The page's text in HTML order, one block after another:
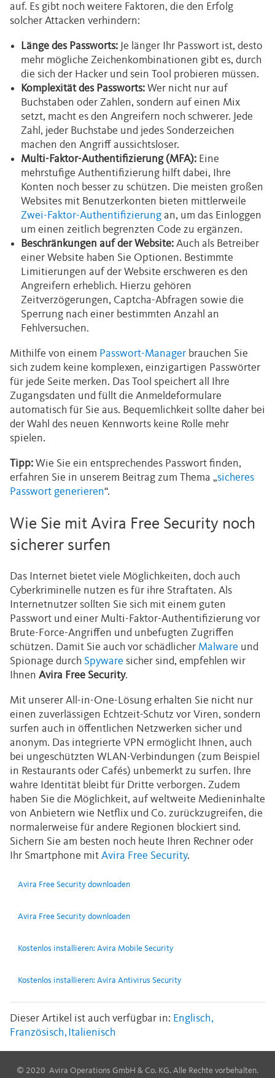
auf. Es gibt noch weitere Faktoren, die den Erfolg
solcher Attacken verhindern:
Länge des Passworts: Je länger Ihr Passwort ist, desto
mehr mögliche Zeichenkombinationen gibt es, durch
die sich der Hacker und sein Tool probieren müssen.
Komplexität des Passworts: Wer nicht nur auf
Buchstaben oder Zahlen, sondern auf einen Mix
setzt, macht es den Angreifern noch schwerer. Jede
Zahl, jeder Buchstabe und jedes Sonderzeichen
machen den Angriff aussichtsloser.
Multi-Faktor-Authentifizierung (MFA): Eine
mehrstufige Authentifizierung hilft dabei, Ihre
Konten noch besser zu schützen. Die meisten großen
Websites mit Benutzerkonten bieten mittlerweile
Zwei-Faktor-Authentifizierung an, um das Einloggen
um einen zeitlich begrenzten Code zu ergänzen.
Beschränkungen auf der Website: Auch als Betreiber
einer Website haben Sie Optionen. Bestimmte
Limitierungen auf der Website erschweren es den
Angreifern erheblich. Hierzu gehören
Zeitverzögerungen, Captcha-Abfragen sowie die
Sperrung nach einer bestimmten Anzahl an
Fehlversuchen.
Mithilfe von einem Passwort-Manager brauchen Sie
sich zudem keine komplexen, einzigartigen Passwörter
für jede Seite merken. Das Tool speichert all Ihre
Zugangsdaten und füllt die Anmeldeformulare
automatisch für Sie aus. Bequemlichkeit sollte daher bei
der Wahl des neuen Kennworts keine Rolle mehr
spielen.
Tipp: Wie Sie ein entsprechendes Passwort finden,
erfahren Sie in unserem Beitrag zum Thema „sicheres
Passwort generieren“.
Wie Sie mit Avira Free Security noch
sicherer surfen
Das Internet bietet viele Möglichkeiten, doch auch
Cyberkriminelle nutzen es für ihre Straftaten. Als
Internetnutzer sollten Sie sich mit einem guten
Passwort und einer Multi-Faktor-Authentifizierung vor
Brute-Force-Angriffen und unbefugten Zugriffen
schützen. Damit Sie auch vor schädlicher Malware und
Spionage durch Spyware sicher sind, empfehlen wir
Ihnen Avira Free Security.
Mit unserer All-in-One-Lösung erhalten Sie nicht nur
einen zuverlässigen Echtzeit-Schutz vor Viren, sondern
surfen auch in öffentlichen Netzwerken sicher und
anonym. Das integrierte VPN ermöglicht Ihnen, auch
bei ungeschützten WLAN-Verbindungen (zum Beispiel
in Restaurants oder Cafés) unbemerkt zu surfen. Ihre
wahre Identität bleibt für Dritte verborgen. Zudem
haben Sie die Möglichkeit, auf weltweite Medieninhalte
von Anbietern wie Netflix und Co. zurückzugreifen, die
normalerweise für andere Regionen blockiert sind.
Sichern Sie am besten noch heute Ihren Rechner oder
Ihr Smartphone mit Avira Free Security.
Avira Free Security downloaden
Avira Free Security downloaden
Kostenlos installieren: Avira Mobile Security
Kostenlos installieren: Avira Antivirus Security
Dieser Artikel ist auch verfügbar in: Englisch
Französisch
Italienisch
© 2020 Avira Operations GmbH & Co. KG. Alle Rechte vorbehalten.